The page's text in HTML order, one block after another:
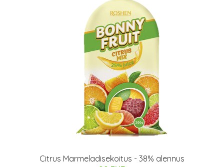
Citrus Marmeladisekoitus - 38% alennus